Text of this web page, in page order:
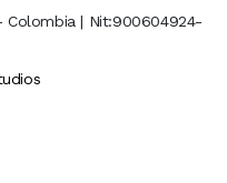
Colombia | Nit:900604924-